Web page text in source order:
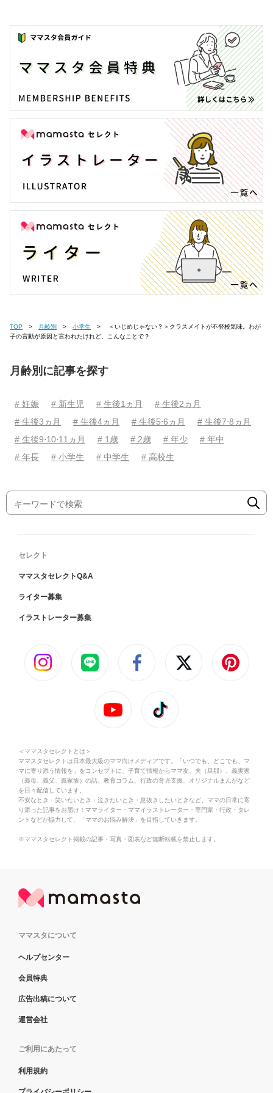
TOP 月齢別 小学生
子の言動が原因と言われたけれど、こんなことで？
月齢別に記事を探す
# 妊娠 # 新生児 # 生後1ヵ月
# 生後2ヵ月
# 生後3ヵ月
# 生後4ヵ月 # 生後5⋅6ヵ月
# 生後7⋅8ヵ月
# 生後9⋅10⋅11ヵ月
# 1歳 # 2歳 # 年少
# 年中
# 年長
# 小学生 # 中学生 # 高校生
セレクト
ママスタセレクトQ&A
ライター募集
イラストレーター募集
＜ママスタセレクトとは＞
ママスタセレクトは日本最大級のママ向けメディアです。「いつでも、どこでも、マ
マに寄り添う情報を」をコンセプトに、子育て情報からママ友、夫（旦那）、義実家
（義母、義父、義家族）の話、教育コラム、行政の育児支援、オリジナルまんがなど
を日々配信しています。
不安なとき・笑いたいとき・泣きたいとき・息抜きしたいときなど、ママの日常に寄
り添った記事をお届け！ママライター・ママイラストレーター・専門家・行政・タレ
ントなどが協力して、「ママのお悩み解決」を目指していきます。
※ママスタセレクト掲載の記事・写真・図表など無断転載を禁止します。
ママスタについて
ヘルプセンター
会員特典
広告出稿について
運営会社
ご利用にあたって
利用規約